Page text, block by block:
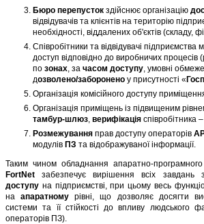
Бюро перепусток здійснює організацію
відвідувачів та клієнтів на територію
необхідності, віддалених об'єктів (складу,
Співробітники та відвідувачі
доступ відповідно до виробничих
по зонах, за часом доступу, умовні
дозволено/заборонено у присутності «
Організація комісійного доступу
Організація приміщень із підвищеним
тамбур-шлюз, верифікація співробітника –
Розмежування прав доступу операторів
модулів ПЗ та відображуваної інформації.
Таким чином обладнання апаратно-програмного
FortNet забезпечує вирішення всіх завдань з
доступу на підприємстві, при цьому весь
наапаратному рівні, що дозволяє досягти
системи та її стійкості до впливу людського
операторів ПЗ).